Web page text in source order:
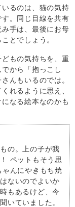
るのは、猫の気持
。同じ目線を共有
手は、最後にお母
とでしょう。
もの気持ちを、重
から「抱っこし
んもいるのでは。
れるように思え、
なる絵本なのかも
の。上の子が我
ペットもそう思
んにやきもち焼
ないのでよいか
もあるけど、今
いていました。